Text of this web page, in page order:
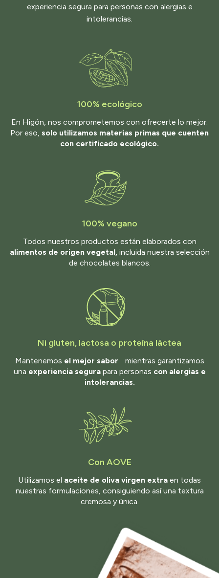
experiencia segura para personas con alergias e
intolerancias.
100% ecológico
En Higón, nos comprometemos con ofrecerte lo mejor.
Por eso, solo utilizamos materias primas que cuenten
con certificado ecológico.
100% vegano
Todos nuestros productos están elaborados con
alimentos de origen vegetal,incluida nuestra selección
de chocolates blancos.
Ni gluten, lactosa o proteína láctea
Mantenemos el mejor sabor mientras garantizamos
una experiencia segurapara personas con alergias e
intolerancias.
Con AOVE
Utilizamos el aceite de oliva virgen extra en todas
nuestras formulaciones, consiguiendo así una textura
cremosa y única.